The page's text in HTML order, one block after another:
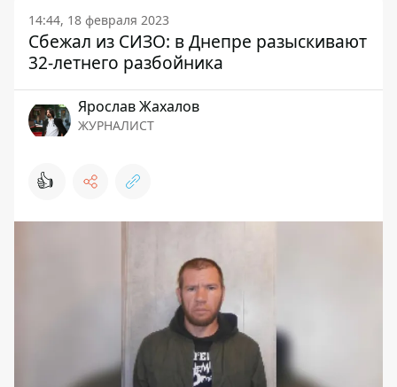
14:44, 18 февраля 2023
Сбежал из СИЗО: в Днепре разыскивают
32-летнего разбойника
Ярослав Жахалов
ЖУРНАЛИСТ
👍